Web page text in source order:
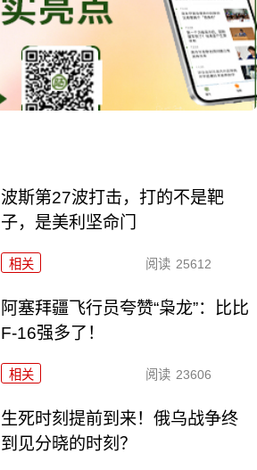
波斯第27波打击，打的不是靶
子，是美利坚命门
相关 阅读 25612
阿塞拜疆飞行员夸赞“枭龙”：比比
F-16强多了！
相关 阅读 23606
生死时刻提前到来！俄乌战争终
到见分晓的时刻？